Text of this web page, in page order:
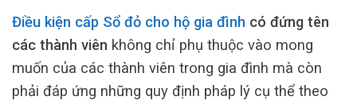
Điều kiện cấp Sổ đỏ cho hộ gia đình có đứng tên
các thành viên không chỉ phụ thuộc vào mong
muốn của các thành viên trong gia đình mà còn
phải đáp ứng những quy định pháp lý cụ thể theo